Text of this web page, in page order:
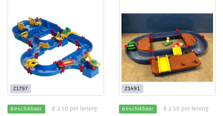
Z1797
Beschikbaar € 2.50 per lening
Z1491
Beschikbaar € 2.50 per lening